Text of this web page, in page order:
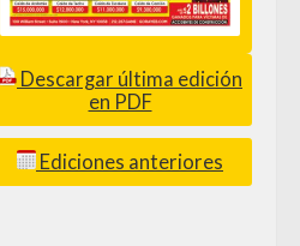
Descargar última edición
en PDF
Ediciones anteriores